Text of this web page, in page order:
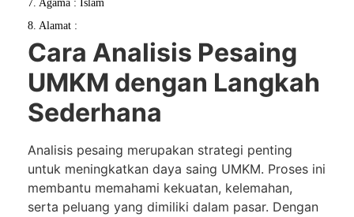
7. Agama : Islam
8. Alamat :
Cara Analisis Pesaing
UMKM dengan Langkah
Sederhana
Analisis pesaing merupakan strategi penting
untuk meningkatkan daya saing UMKM. Proses ini
membantu memahami kekuatan, kelemahan,
serta peluang yang dimiliki dalam pasar. Dengan